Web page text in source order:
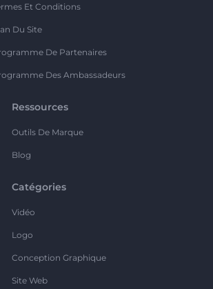
Et Conditions
Du Site
De Partenaires
Des Ambassadeurs
Ressources
Outils De Marque
Blog
Catégories
Vidéo
Logo
Conception Graphique
Site Web